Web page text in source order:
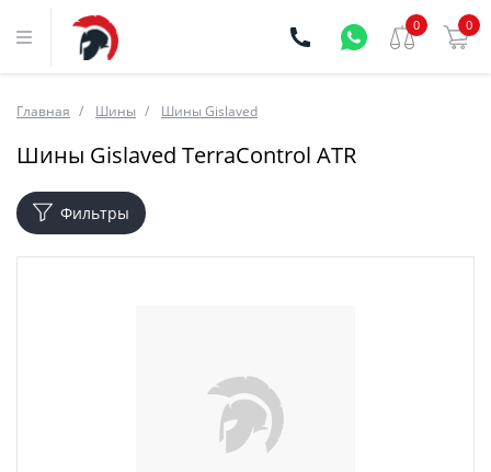
0 0
Главная Шины Шины Gislaved
Шины Gislaved TerraControl ATR
Фильтры